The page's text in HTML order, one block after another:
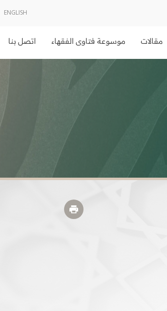
ENGLISH
مقالات موسوعة فتاوى الفقهاء اتصل بنا